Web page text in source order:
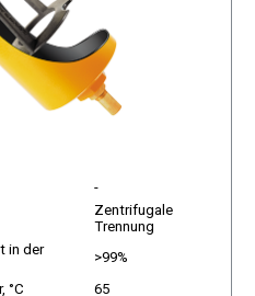
-
Zentrifugale
Trennung
in der
>99%
°C
65